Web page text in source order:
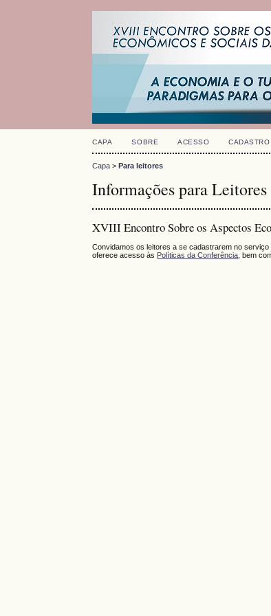
CAPA SOBRE ACESSO CADASTRO
Capa >Para leitores
Informações para Leitores
XVIII Encontro Sobre os Aspectos
Convidamos os leitores a se cadastrarem no
oferece acesso às Políticas da Conferência , bem